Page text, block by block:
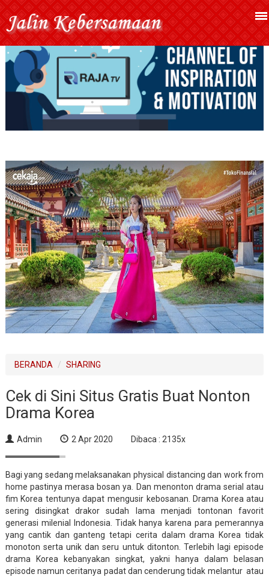
BERANDA SHARING
Cek di Sini Situs Gratis Buat Nonton
Drama Korea
Admin 2 Apr 2020 Dibaca : 2135x
Bagi yang sedang melaksanakan physical distancing dan work from
home pastinya merasa bosan ya. Dan menonton drama serial atau
fim Korea tentunya dapat mengusir kebosanan. Drama Korea atau
sering disingkat drakor sudah lama menjadi tontonan favorit
generasi milenial Indonesia. Tidak hanya karena para pemerannya
yang cantik dan ganteng tetapi cerita dalam drama Korea tidak
monoton serta unik dan seru untuk ditonton. Terlebih lagi episode
drama Korea kebanyakan singkat, yakni hanya dalam belasan
episode namun ceritanya padat dan cenderung tidak melantur atau